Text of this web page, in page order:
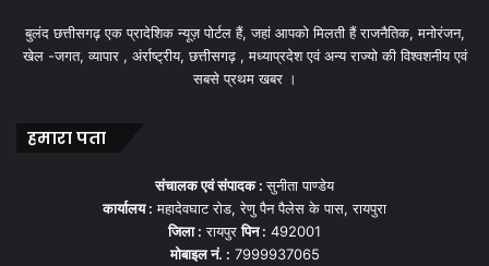
बुलंद छत्तीसगढ़ एक प्रादेशिक न्यूज़ पोर्टल हैं, जहां आपको मिलती हैं राजनैतिक, मनोरंजन,
खेल -जगत, व्यापार , अंर्राष्ट्रीय, छत्तीसगढ़ , मध्याप्रदेश एवं अन्य राज्यो की विश्वशनीय एवं
सबसे प्रथम खबर ।
हमारा पता
संचालक एवं संपादक :सुनीता पाण्डेय
कार्यालय : महादेवघाट रोड, रेणु पैन पैलेस के पास, रायपुरा
जिला : रायपुरपिन : 492001
मोबाइल नं. : 7999937065